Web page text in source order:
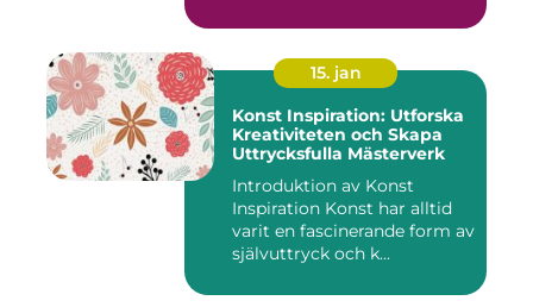
15. jan
Konst Inspiration: Utforska
Kreativiteten och Skapa
Uttrycksfulla Mästerverk
Introduktion av Konst
Inspiration Konst har alltid
varit en fascinerande form av
självuttryck och k...